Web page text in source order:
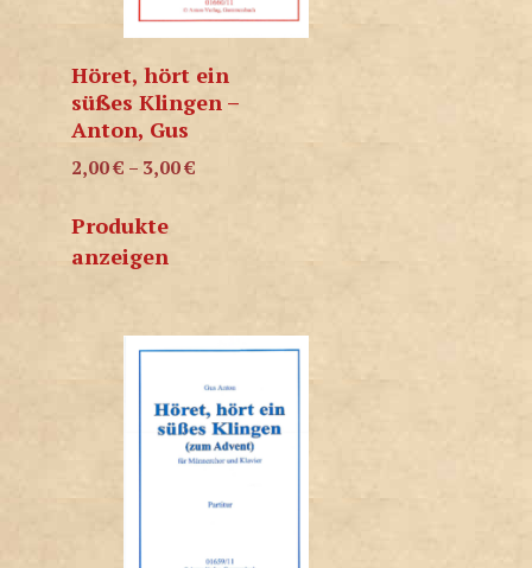
Höret, hört ein
süßes Klingen –
Anton, Gus
2,00€ – 3,00€
Produkte
anzeigen